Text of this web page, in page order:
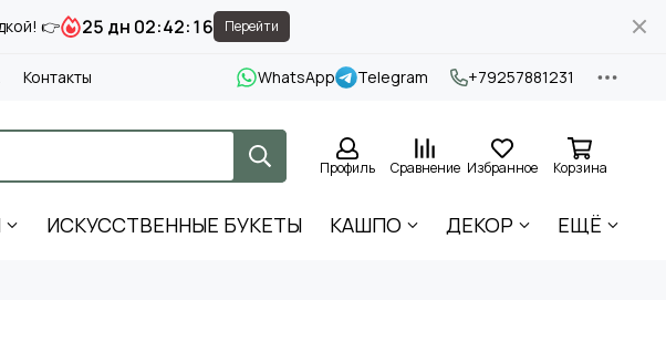
👉 25 дн 02:42:15 Перейти
Контакты WhatsApp Telegram +79257881231
Профиль Сравнение Избранное Корзина
ИСКУССТВЕННЫЕ БУКЕТЫ КАШПО ДЕКОР ЕЩЁ